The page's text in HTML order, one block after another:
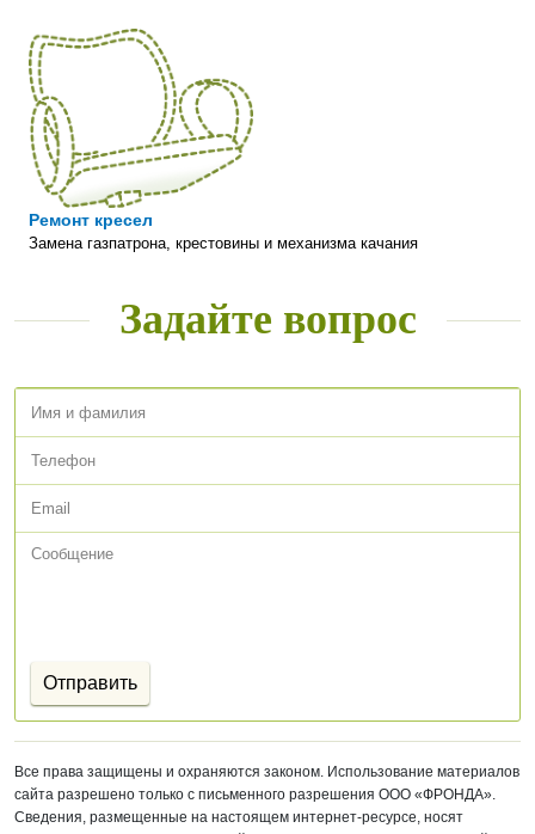
Ремонт кресел
Замена газпатрона, крестовины и механизма качания
Задайте вопрос
Все права защищены и охраняются законом. Использование материалов
сайта разрешено только с письменного разрешения ООО «ФРОНДА».
Сведения, размещенные на настоящем интернет-ресурсе, носят